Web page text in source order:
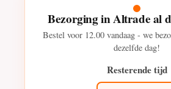
Bezorging in Altrade al
Bestel voor 12.00vandaag - we
dezelfde dag!
Resterende tijd